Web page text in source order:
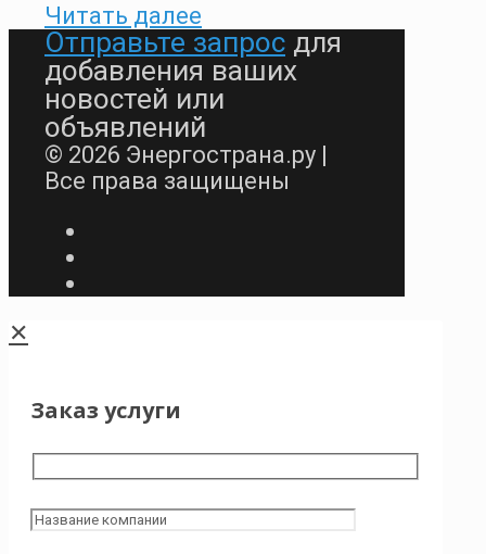
Читать далее
Отправьте запрос для
добавления ваших
новостей или
объявлений
© 2026 Энергострана.ру |
Все права защищены
✕
Заказ услуги